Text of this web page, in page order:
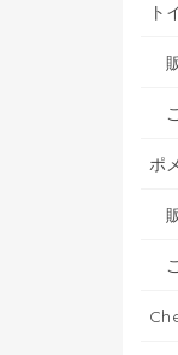
ト
ポ